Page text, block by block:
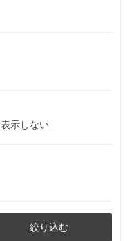
表示しない
絞り込む